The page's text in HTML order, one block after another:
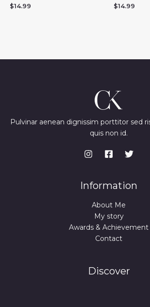
$14.99 $14.99
Pulvinar aenean dignissim porttitor sed
quis non id.
Information
About Me
My story
Awards & Achievement
Contact
Discover